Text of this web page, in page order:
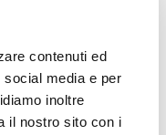
contenuti ed
social media e per
inoltre
il nostro sito con i